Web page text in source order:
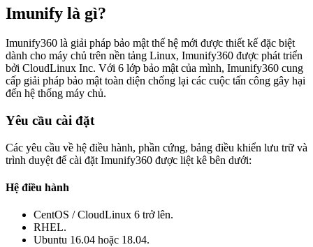
Imunify là gì?
Imunify360 là giải pháp bảo mật thế hệ mới được thiết kế đặc biệt
dành cho máy chủ trên nền tảng Linux, Imunify360 được phát triển
bởi CloudLinux Inc. Với 6 lớp bảo mật của mình, Imunify360 cung
cấp giải pháp bảo mật toàn diện chống lại các cuộc tấn công gây hại
đến hệ thống máy chủ.
Yêu cầu cài đặt
Các yêu cầu về hệ điều hành, phần cứng, bảng điều khiển lưu trữ và
trình duyệt để cài đặt Imunify360 được liệt kê bên dưới:
Hệ điều hành
CentOS / CloudLinux 6 trở lên.
RHEL.
Ubuntu 16.04 hoặc 18.04.